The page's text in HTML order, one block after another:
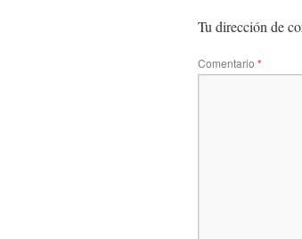
Tu dirección de
Comentario *